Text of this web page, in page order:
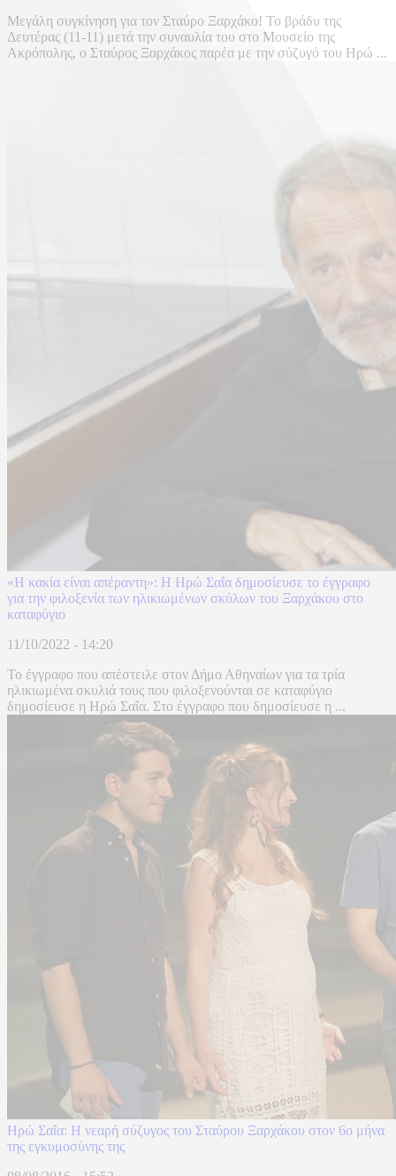
Μεγάλη συγκίνηση για τον Σταύρο Ξαρχάκο! Το βράδυ της
Δευτέρας (11-11) μετά την συναυλία του στο Μουσείο της
Ακρόπολης, ο Σταύρος Ξαρχάκος παρέα με την σύζυγό του Ηρώ ...
«Η κακία είναι απέραντη»: Η Ηρώ Σαΐα δημοσίευσε το έγγραφο
για την φιλοξενία των ηλικιωμένων σκύλων του Ξαρχάκου στο
καταφύγιο
11/10/2022 - 14:20
Το έγγραφο που απέστειλε στον Δήμο Αθηναίων για τα τρία
ηλικιωμένα σκυλιά τους που φιλοξενούνται σε καταφύγιο
δημοσίευσε η Ηρώ Σαΐα. Στο έγγραφο που δημοσίευσε η ...
Ηρώ Σαΐα: Η νεαρή σύζυγος του Σταύρου Ξαρχάκου στον 6ο μήνα
της εγκυμοσύνης της